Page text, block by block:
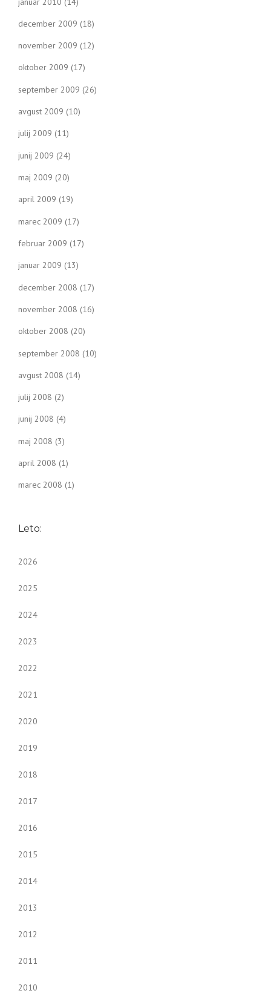
december 2009 (18)
november 2009 (12)
oktober 2009 (17)
september 2009 (26)
avgust 2009 (10)
julij 2009 (11)
junij 2009 (24)
maj 2009 (20)
april 2009 (19)
marec 2009 (17)
februar 2009 (17)
januar 2009 (13)
december 2008 (17)
november 2008 (16)
oktober 2008 (20)
september 2008 (10)
avgust 2008 (14)
julij 2008 (2)
junij 2008 (4)
maj 2008 (3)
april 2008 (1)
marec 2008 (1)
Leto:
2026
2025
2024
2023
2022
2021
2020
2019
2018
2017
2016
2015
2014
2013
2012
2011
2010